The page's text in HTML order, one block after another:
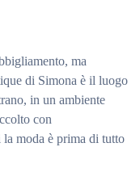
ma
di Simona è il luogo
in un ambiente
con
la moda è prima di tutto